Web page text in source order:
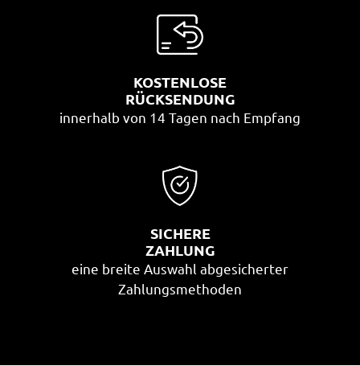
KOSTENLOSE
RÜCKSENDUNG
innerhalb von 14 Tagen nach Empfang
SICHERE
ZAHLUNG
eine breite Auswahl abgesicherter
Zahlungsmethoden